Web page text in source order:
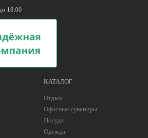
18.00
КАТАЛОГ
Отдых
Офисные сувениры
Посуда
Одежда